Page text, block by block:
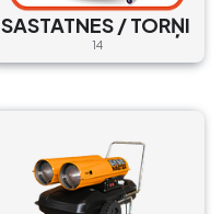
SASTATNES / TORŅI
14